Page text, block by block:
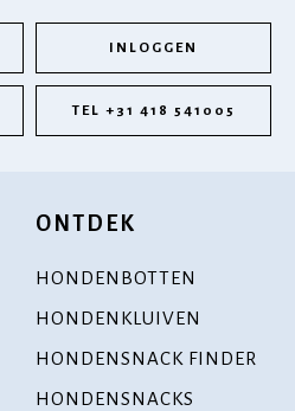
INLOGGEN
TEL +31 418 541005
ONTDEK
HONDENBOTTEN
HONDENKLUIVEN
HONDENSNACK FINDER
HONDENSNACKS